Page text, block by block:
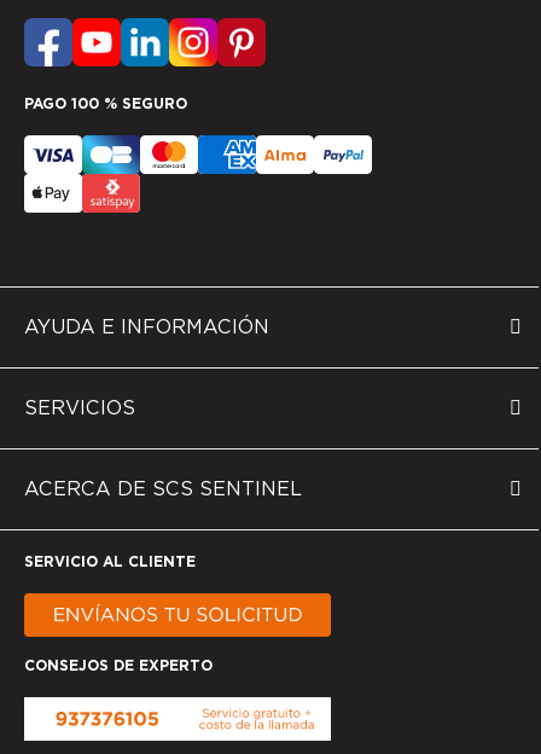
AYUDA E INFORMACIÓN
SERVICIOS
ACERCA DE SCS SENTINEL
SERVICIO AL CLIENTE
CONSEJOS DE EXPERTO
PAGO 100 % SEGURO